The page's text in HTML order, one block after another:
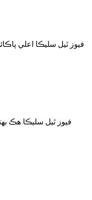
فيوز ٿيل سليڪا هڪ